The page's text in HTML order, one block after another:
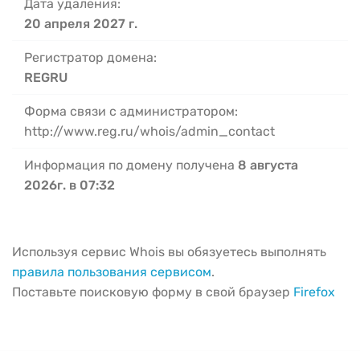
Дата удаления:
20 апреля 2027 г.
Регистратор домена:
REGRU
Форма связи с администратором:
http://www.reg.ru/whois/admin_contact
Информация по домену получена 8 августа
2026г. в 07:32
Используя сервис Whois вы обязуетесь выполнять
правила пользования сервисом.
Поставьте поисковую форму в свой браузер Firefox